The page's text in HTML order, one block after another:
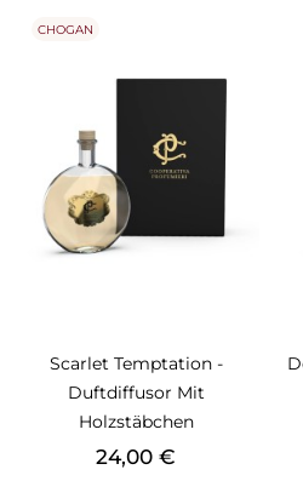
Scarlet Temptation -
Duftdiffusor Mit
Holzstäbchen
Preis
24,00 €
CHOGAN